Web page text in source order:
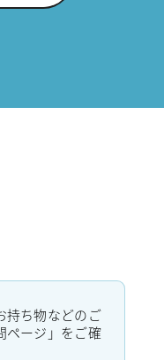
持ち物などのご
ページ」をご確